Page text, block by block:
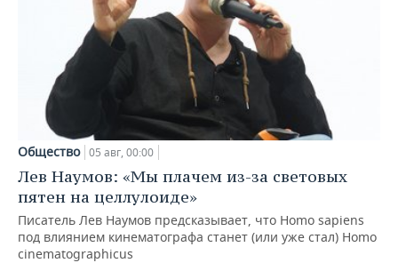
Общество 05 авг, 00:00
Лев Наумов: «Мы плачем из-за световых
пятен на целлулоиде»
Писатель Лев Наумов предсказывает, что Homo sapiens
под влиянием кинематографа станет (или уже стал) Homo
cinematographicus